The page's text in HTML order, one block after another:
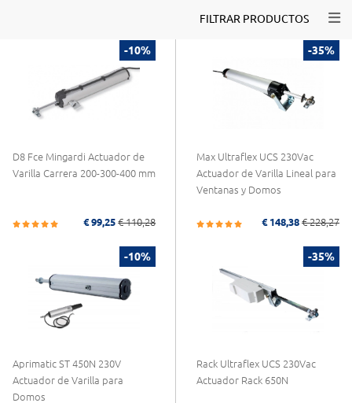
FILTRAR PRODUCTOS
-10%
D8 Fce Mingardi Actuador de
Varilla Carrera 200-300-400 mm
€ 99,25 € 110,28
-35%
Max Ultraflex UCS 230Vac
Actuador de Varilla Lineal para
Ventanas y Domos
€ 148,38 € 228,27
-10%
Aprimatic ST 450N 230V
Actuador de Varilla para
Domos
-35%
Rack Ultraflex UCS 230Vac
Actuador Rack 650N